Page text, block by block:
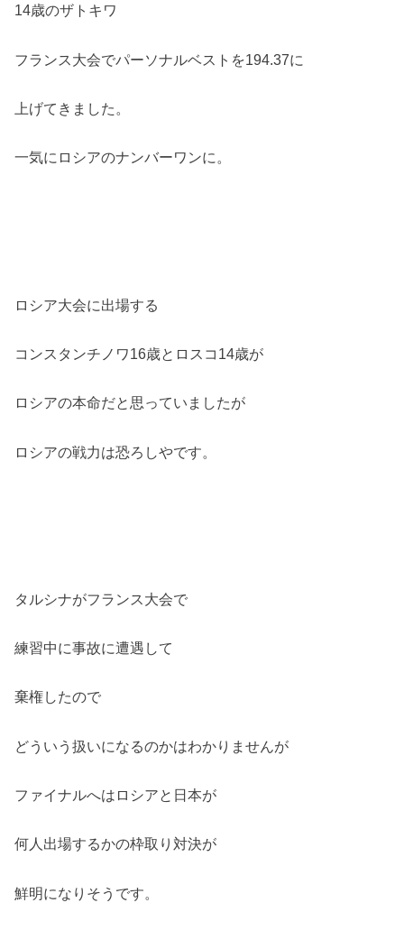
14歳のザトキワ
フランス大会でパーソナルベストを194.37に
上げてきました。
一気にロシアのナンバーワンに。
ロシア大会に出場する
コンスタンチノワ16歳とロスコ14歳が
ロシアの本命だと思っていましたが
ロシアの戦力は恐ろしやです。
タルシナがフランス大会で
練習中に事故に遭遇して
棄権したので
どういう扱いになるのかはわかりませんが
ファイナルへはロシアと日本が
何人出場するかの枠取り対決が
鮮明になりそうです。